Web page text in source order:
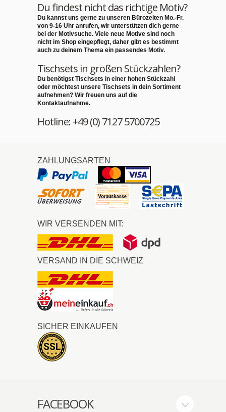
Du findest nicht das richtige Motiv?
Du kannst uns gerne zu unseren Bürozeiten Mo.-Fr.
von 9-16 Uhr anrufen, wir unterstützen dich gerne
bei der Motivsuche. Viele neue Motive sind noch
nicht im Shop eingepflegt, daher gibt es bestimmt
auch zu deinem Thema ein passendes Motiv.
Tischsets in großen Stückzahlen?
Du benötigst Tischsets in einer hohen Stückzahl
oder möchtest unsere Tischsets in dein Sortiment
aufnehmen? Wir freuen uns auf die
Kontaktaufnahme.
Hotline: +49 (0) 7127 5700725
ZAHLUNGSARTEN
WIR VERSENDEN MIT:
VERSAND IN DIE SCHWEIZ
SICHER EINKAUFEN
FACEBOOK